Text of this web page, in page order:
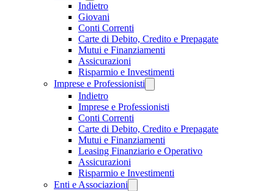
Indietro
Giovani
Conti Correnti
Carte di Debito, Credito e Prepagate
Mutui e Finanziamenti
Assicurazioni
Risparmio e Investimenti
Imprese e Professionisti
Indietro
Imprese e Professionisti
Conti Correnti
Carte di Debito, Credito e Prepagate
Mutui e Finanziamenti
Leasing Finanziario e Operativo
Assicurazioni
Risparmio e Investimenti
Enti e Associazioni